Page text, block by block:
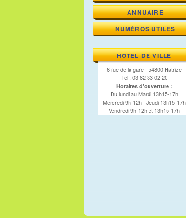
ANNUAIRE
NUMÉROS UTILES
HÔTEL DE VILLE
6 rue de la gare - 54800 Hatrize
Tel : 03 82 33 02 20
Horaires d'ouverture :
Du lundi au Mardi 13h15-17h
Mercredi 9h-12h | Jeudi 13h15-17h
Vendredi 9h-12h et 13h15-17h